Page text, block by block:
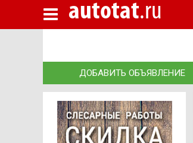
autotat.ru
ДОБАВИТЬ ОБЪЯВЛЕНИЕ
Новые авто
Автосалоны
Запчасти
Автосервисы
Автошколы